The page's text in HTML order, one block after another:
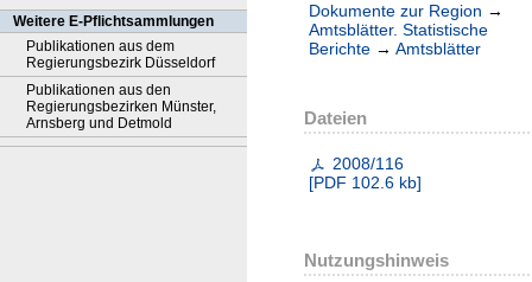
Weitere E-Pflichtsammlungen
Publikationen aus dem
Regierungsbezirk Düsseldorf
Publikationen aus den
Regierungsbezirken Münster,
Arnsberg und Detmold
Dokumente zur Region →
Amtsblätter. Statistische
Berichte → Amtsblätter
Dateien
2008/116
[PDF 102.6 kb]
Nutzungshinweis